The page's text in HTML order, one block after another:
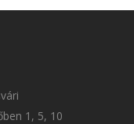
1, 5, 10